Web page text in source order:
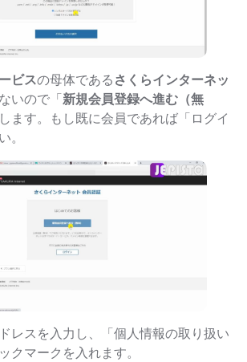
ビスの母体である さくらインターネッ
いので「新規会員登録へ進む（無
ます。もし既に会員であれば「ログイ
。
レスを入力し、「個人情報の取り扱い
クマークを入れます。